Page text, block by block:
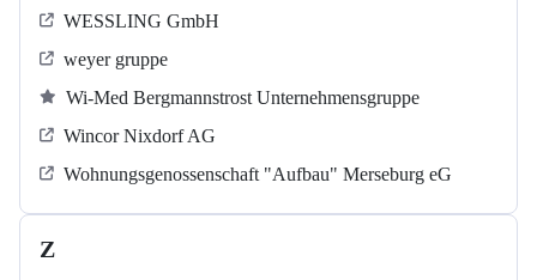
WESSLING GmbH
weyer gruppe
Wi-Med Bergmannstrost Unternehmensgruppe
Wincor Nixdorf AG
Wohnungsgenossenschaft "Aufbau" Merseburg eG
Z